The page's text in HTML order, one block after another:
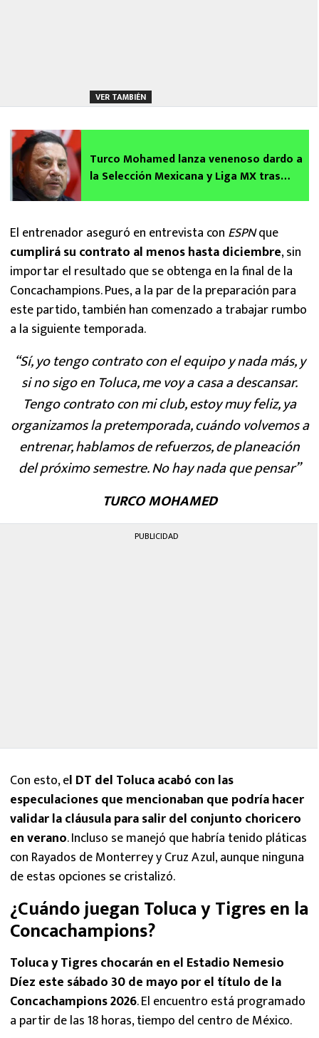
VER TAMBIÉN
Turco Mohamed lanza venenoso dardo a
la Selección Mexicana y Liga MX tras
El entrenador aseguró en entrevista con ESPNque
cumplirá su contrato al menos hasta diciembre, sin
importar el resultado que se obtenga en la final de la
Concachampions. Pues, a la par de la preparación para
este partido, también han comenzado a trabajar rumbo
a la siguiente temporada.
“Sí, yo tengo contrato con el equipo y nada más, y
si no sigo en Toluca, me voy a casa a descansar.
Tengo contrato con mi club, estoy muy feliz, ya
organizamos la pretemporada, cuándo volvemos a
entrenar, hablamos de refuerzos, de planeación
del próximo semestre. No hay nada que pensar”
TURCO MOHAMED
PUBLICIDAD
Con esto, el DT del Toluca acabó con las
especulaciones que mencionaban que podría hacer
validar la cláusula para salir del conjunto choricero
en verano. Incluso se manejó que habría tenido pláticas
con Rayados de Monterrey y Cruz Azul, aunque ninguna
de estas opciones se cristalizó.
¿Cuándo juegan Toluca y Tigres en la
Concachampions?
Toluca y Tigres chocarán en el Estadio Nemesio
Díez este sábado 30 de mayo por el título de la
Concachampions 2026. El encuentro está programado
a partir de las 18 horas, tiempo del centro de México.